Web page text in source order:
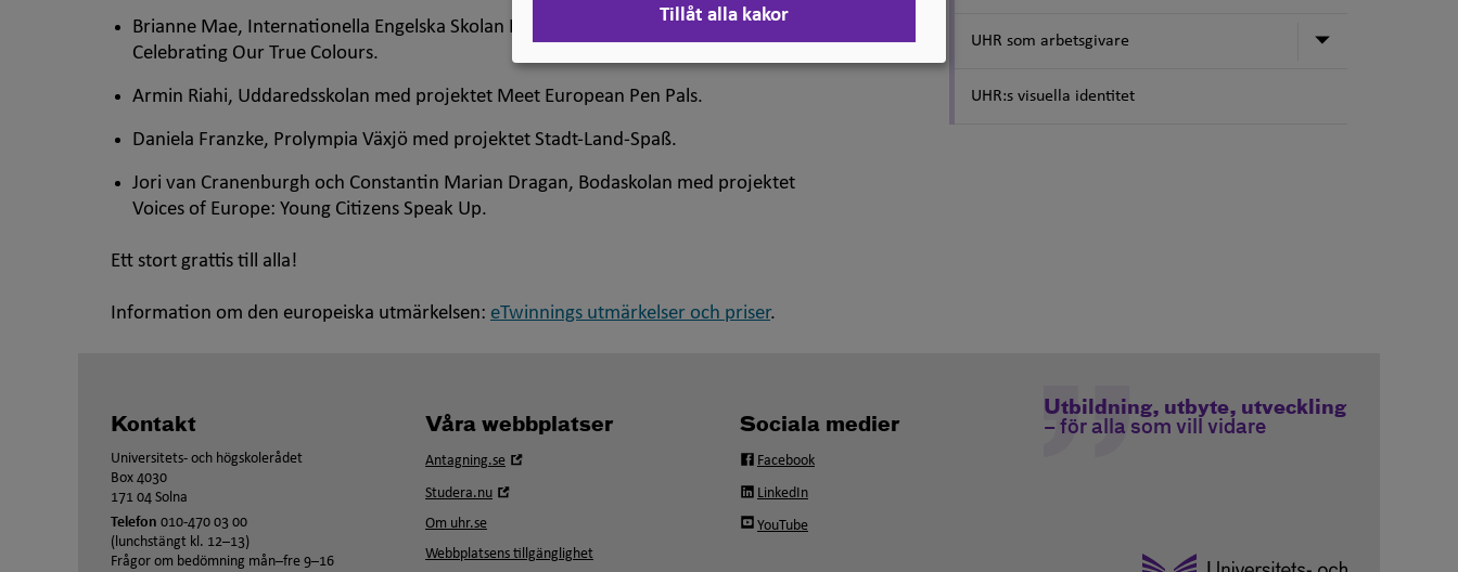
Brianne Mae, Internationella Engelska Skolan Linköping med projektetInk of Unity:
Celebrating Our True Colours.
Armin Riahi, Uddaredsskolan med projektet Meet European Pen Pals.
Daniela Franzke, Prolympia Växjö med projektet Stadt-Land-Spaß.
Jori van Cranenburgh och Constantin Marian Dragan, Bodaskolan med projektet
Voices of Europe: Young Citizens Speak Up.
Ett stort grattis till alla!
Information om den europeiska utmärkelsen: eTwinnings utmärkelser och priser.
UHR som arbetsgivare Undermeny
UHR:s visuella identitet
Kontakt
Universitets- och högskolerådet
Box 4030
171 04 Solna
Telefon 010-470 03 00
(lunchstängt kl. 12–13)
Frågor om bedömning mån–fre 9–16
Våra webbplatser
Antagning.se
Studera.nu
fönster
Om uhr.se
Webbplatsens tillgänglighet
Sociala medier
Facebook
LinkedIn
YouTube
Utbildning, utbyte, utveckling
– för alla som vill vidare
Tillåt alla kakor